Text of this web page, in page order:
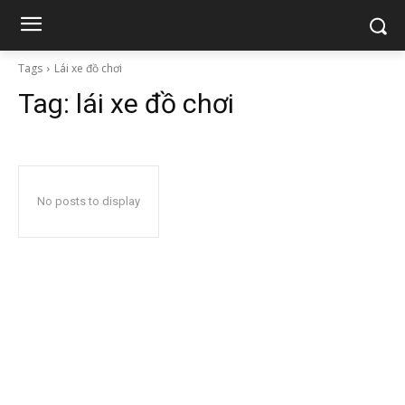
Tags Lái xe đồ chơi
Tag: lái xe đồ chơi
No posts to display